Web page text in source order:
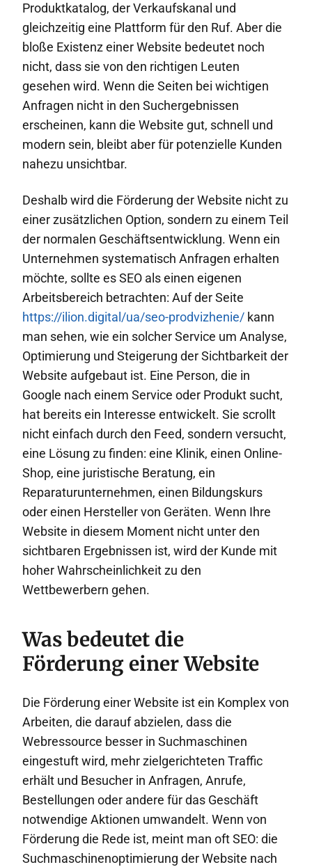
Produktkatalog, der Verkaufskanal und
gleichzeitig eine Plattform für den Ruf. Aber die
bloße Existenz einer Website bedeutet noch
nicht, dass sie von den richtigen Leuten
gesehen wird. Wenn die Seiten bei wichtigen
Anfragen nicht in den Suchergebnissen
erscheinen, kann die Website gut, schnell und
modern sein, bleibt aber für potenzielle Kunden
nahezu unsichtbar.
Deshalb wird die Förderung der Website nicht zu
einer zusätzlichen Option, sondern zu einem Teil
der normalen Geschäftsentwicklung. Wenn ein
Unternehmen systematisch Anfragen erhalten
möchte, sollte es SEO als einen eigenen
Arbeitsbereich betrachten: Auf der Seite
https://ilion.digital/ua/seo-prodvizhenie/ kann
man sehen, wie ein solcher Service um Analyse,
Optimierung und Steigerung der Sichtbarkeit der
Website aufgebaut ist. Eine Person, die in
Google nach einem Service oder Produkt sucht,
hat bereits ein Interesse entwickelt. Sie scrollt
nicht einfach durch den Feed, sondern versucht,
eine Lösung zu finden: eine Klinik, einen Online-
Shop, eine juristische Beratung, ein
Reparaturunternehmen, einen Bildungskurs
oder einen Hersteller von Geräten. Wenn Ihre
Website in diesem Moment nicht unter den
sichtbaren Ergebnissen ist, wird der Kunde mit
hoher Wahrscheinlichkeit zu den
Wettbewerbern gehen.
Was bedeutet die
Förderung einer Website
Die Förderung einer Website ist ein Komplex von
Arbeiten, die darauf abzielen, dass die
Webressource besser in Suchmaschinen
eingestuft wird, mehr zielgerichteten Traffic
erhält und Besucher in Anfragen, Anrufe,
Bestellungen oder andere für das Geschäft
notwendige Aktionen umwandelt. Wenn von
Förderung die Rede ist, meint man oft SEO: die
Suchmaschinenoptimierung der Website nach